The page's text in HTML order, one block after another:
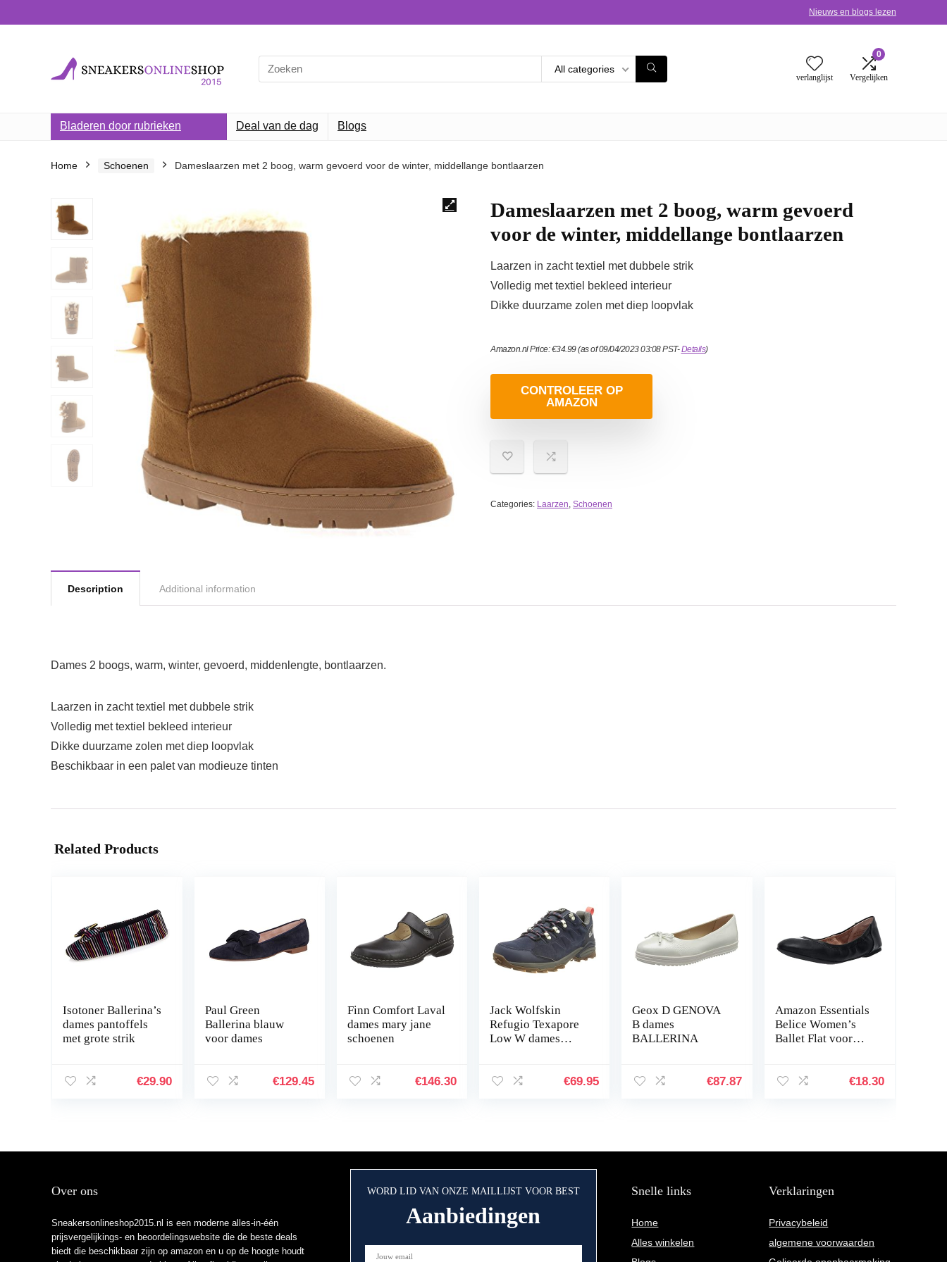
Nieuws en blogs lezen
Search
for:
All categories
verlanglijst
0
Vergelijken
Bladeren door rubrieken Deal van de dag Blogs
Home Schoenen Dameslaarzen met 2 boog, warm gevoerd voor de winter, middellange bontlaarzen
Dameslaarzen met 2 boog, warm gevoerd
voor de winter, middellange bontlaarzen
Laarzen in zacht textiel met dubbele strik
Volledig met textiel bekleed interieur
Dikke duurzame zolen met diep loopvlak
Amazon.nl Price:€34.99(as of 09/04/2023 03:08 PST-Details)
CONTROLEER OP
AMAZON
Categories: Laarzen, Schoenen
Description Additional information
Dames 2 boogs, warm, winter, gevoerd, middenlengte, bontlaarzen.
Laarzen in zacht textiel met dubbele strik
Volledig met textiel bekleed interieur
Dikke duurzame zolen met diep loopvlak
Beschikbaar in een palet van modieuze tinten
Related Products
Isotoner Ballerina’s
dames pantoffels
met grote strik
€29.90
Paul Green
Ballerina blauw
voor dames
€129.45
Finn Comfort Laval
dames mary jane
schoenen
€146.30
Jack Wolfskin
Refugio Texapore
Low W dames
€69.95
Geox D GENOVA
B dames
BALLERINA
€87.87
Amazon Essentials
Belice Women’s
Ballet Flat voor
€18.30
Over ons
Sneakersonlineshop2015.nl is een moderne alles-in-één
prijsvergelijkings- en beoordelingswebsite die de beste deals
biedt die beschikbaar zijn op amazon en u op de hoogte houdt
WORD LID VAN ONZE MAILLIJST VOOR BEST
Aanbiedingen
Snelle links
Home
Alles winkelen
Verklaringen
Privacybeleid
algemene voorwaarden